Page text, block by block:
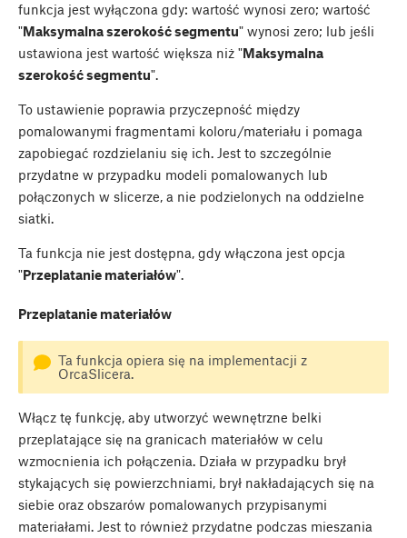
funkcja jest wyłączona gdy: wartość wynosi zero; wartość
"Maksymalna szerokość segmentu" wynosi zero; lub jeśli
ustawiona jest wartość większa niż "Maksymalna
szerokość segmentu".
To ustawienie poprawia przyczepność między
pomalowanymi fragmentami koloru/materiału i pomaga
zapobiegać rozdzielaniu się ich. Jest to szczególnie
przydatne w przypadku modeli pomalowanych lub
połączonych w slicerze, a nie podzielonych na oddzielne
siatki.
Ta funkcja nie jest dostępna, gdy włączona jest opcja
"Przeplatanie materiałów".
Przeplatanie materiałów
Ta funkcja opiera się na implementacji z
OrcaSlicera.
Włącz tę funkcję, aby utworzyć wewnętrzne belki
przeplatające się na granicach materiałów w celu
wzmocnienia ich połączenia. Działa w przypadku brył
stykających się powierzchniami, brył nakładających się na
siebie oraz obszarów pomalowanych przypisanymi
materiałami. Jest to również przydatne podczas mieszania